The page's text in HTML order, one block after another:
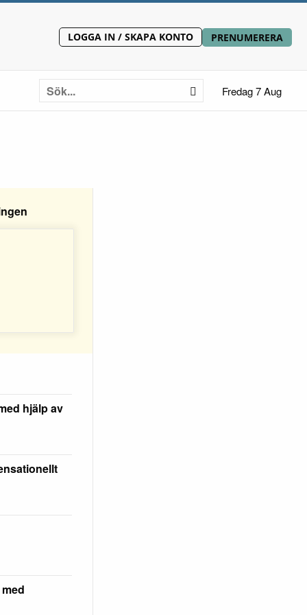
LOGGA IN / SKAPA KONTO PRENUMERERA
Fredag 7 Aug
hjälp av